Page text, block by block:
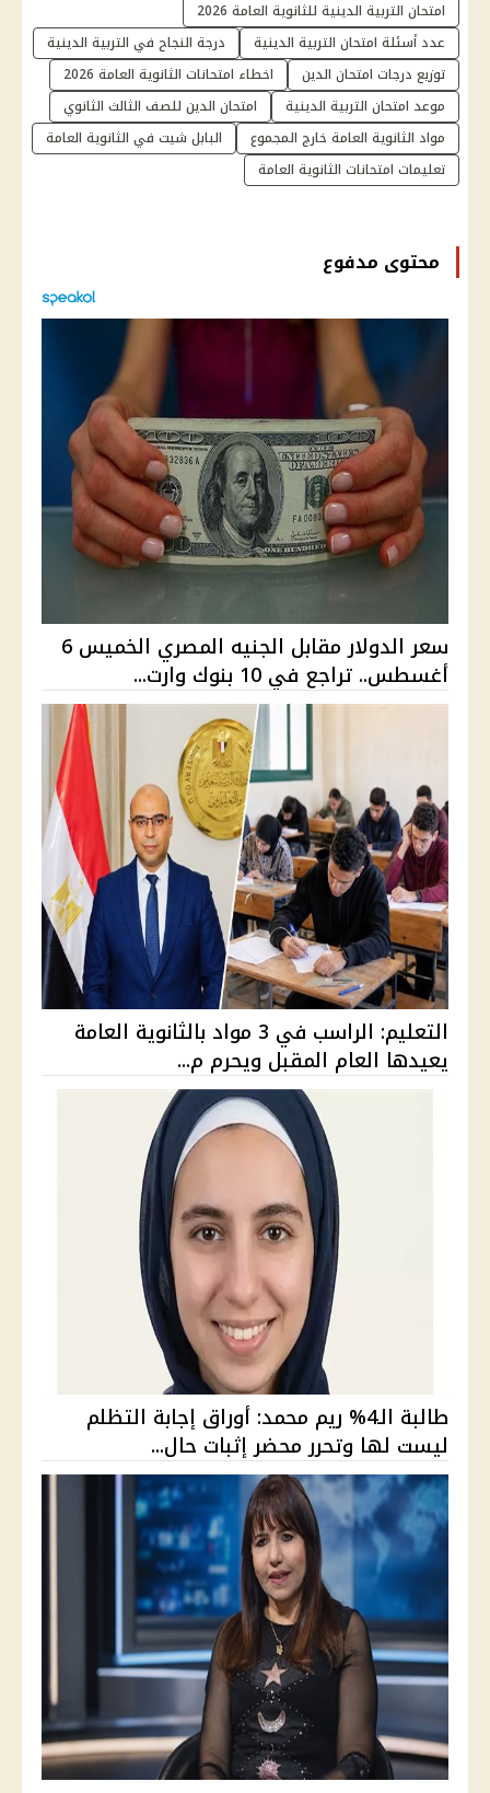
امتحان التربية الدينية للثانوية العامة 2026
عدد أسئلة امتحان التربية الدينية
درجة النجاح في التربية الدينية
توزيع درجات امتحان الدين
اخطاء امتحانات الثانوية العامة 2026
موعد امتحان التربية الدينية
امتحان الدين للصف الثالث الثانوي
مواد الثانوية العامة خارج المجموع
البابل شيت في الثانوية العامة
تعليمات امتحانات الثانوية العامة
محتوى مدفوع
سعر الدولار مقابل الجنيه المصري الخميس 6
أغسطس.. تراجع في 10 بنوك وارت...
التعليم: الراسب في 3 مواد بالثانوية العامة
يعيدها العام المقبل ويحرم م...
طالبة الـ4% ريم محمد: أوراق إجابة التظلم
ليست لها وتحرر محضر إثبات حال...